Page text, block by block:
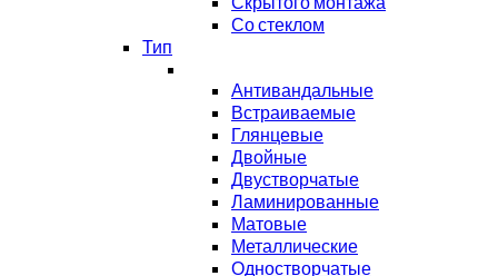
Со стеклом
Тип
Антивандальные
Встраиваемые
Глянцевые
Двойные
Двустворчатые
Ламинированные
Матовые
Металлические
Одностворчатые